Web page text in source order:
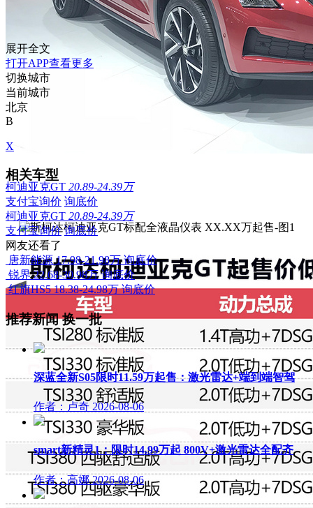
柯迪亚克GT 20.89-24.39万
支付宝询价 询底价
展开全文
打开APP查看更多
切换城市
当前城市
北京
B
X
相关车型
柯迪亚克GT 20.89-24.39万
支付宝询价 询底价
网友还看了
唐新能源 17.98-21.98万 询底价
锐界 22.68-30.98万 询底价
红旗HS5 18.38-24.98万 询底价
推荐新闻换一批
深蓝全新S05限时11.59万起售：激光雷达+端到端智驾
作者：卢奇 2026-08-06
smart新精灵1：限时14.99万起 800V+激光雷达全配齐
作者：高娜 2026-08-06